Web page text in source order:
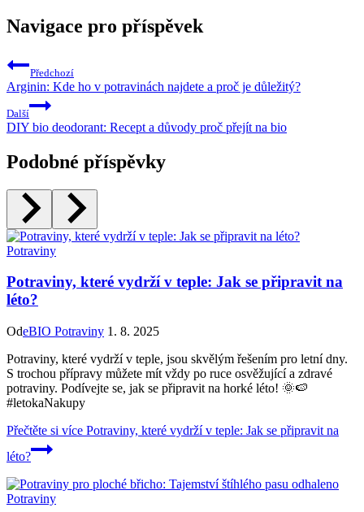
Navigace pro příspěvek
Předchozí
Arginin: Kde ho v potravinách najdete a proč je důležitý?
Další
DIY bio deodorant: Recept a důvody proč přejít na bio
Podobné příspěvky
Potraviny
Potraviny, které vydrží v teple: Jak se připravit na
léto?
OdeBIO Potraviny 1. 8. 2025
Potraviny, které vydrží v teple, jsou skvělým řešením pro letní dny.
S trochou přípravy můžete mít vždy po ruce osvěžující a zdravé
potraviny. Podívejte se, jak se připravit na horké léto! 🌞🍉
#letokaNakupy
Přečtěte si více Potraviny, které vydrží v teple: Jak se připravit na
léto?
Potraviny